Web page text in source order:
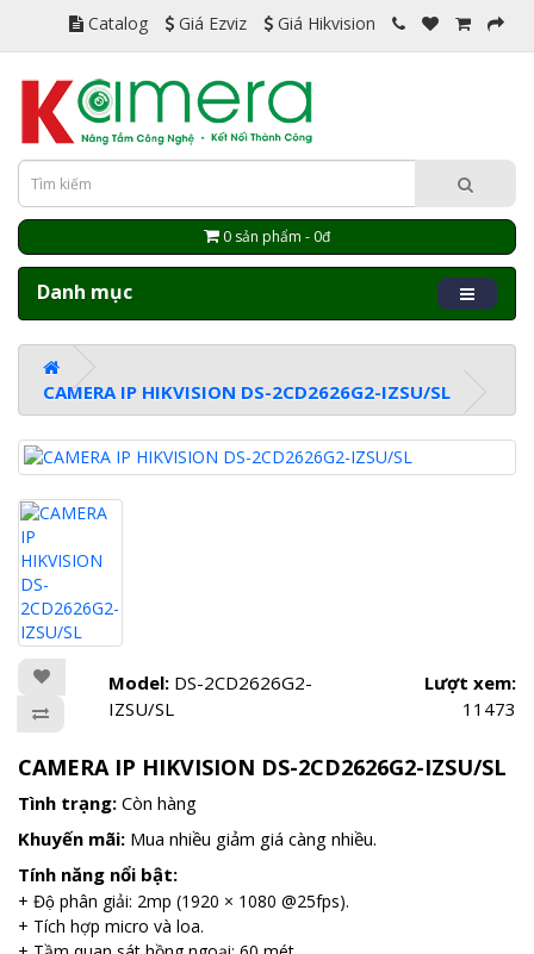
Catalog Giá Ezviz Giá Hikvision
0 sản phẩm - 0đ
Danh mục
CAMERA IP HIKVISION DS-2CD2626G2-IZSU/SL
Model: DS-2CD2626G2-
IZSU/SL
Lượt xem:
11473
CAMERA IP HIKVISION DS-2CD2626G2-IZSU/SL
Tình trạng: Còn hàng
Khuyến mãi: Mua nhiều giảm giá càng nhiều.
Tính năng nổi bật:
+ Độ phân giải: 2mp (1920 × 1080 @25fps).
+ Tích hợp micro và loa.